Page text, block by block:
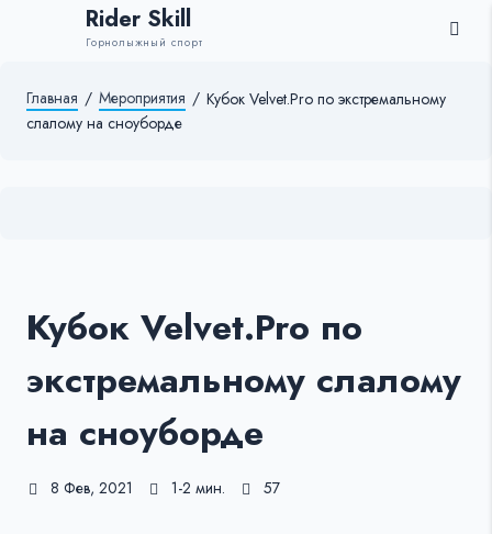
Rider Skill
Горнолыжный спорт
Главная / Мероприятия / Кубок Velvet.Pro по экстремальному
слалому на сноуборде
Кубок Velvet.Pro по
экстремальному слалому
на сноуборде
8 Фев, 2021 1-2 мин. 57